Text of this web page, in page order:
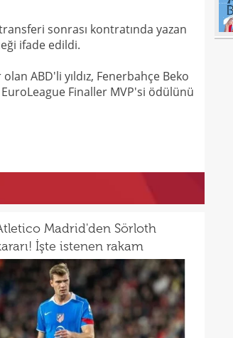
sonrası kontratında yazan
ifade edildi.
ABD'li yıldız, Fenerbahçe Beko
Finaller MVP'si ödülünü
Madrid'den Sörloth
İşte istenen rakam